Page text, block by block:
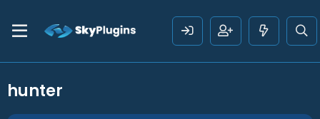
hunter